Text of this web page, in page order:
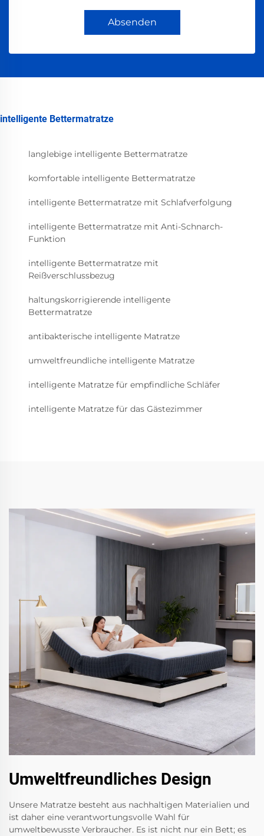
Absenden
intelligente Bettermatratze
langlebige intelligente Bettermatratze
komfortable intelligente Bettermatratze
intelligente Bettermatratze mit Schlafverfolgung
intelligente Bettermatratze mit Anti-Schnarch-
Funktion
intelligente Bettermatratze mit
Reißverschlussbezug
haltungskorrigierende intelligente
Bettermatratze
antibakterische intelligente Matratze
umweltfreundliche intelligente Matratze
intelligente Matratze für empfindliche Schläfer
intelligente Matratze für das Gästezimmer
Umweltfreundliches Design
Unsere Matratze besteht aus nachhaltigen Materialien und
ist daher eine verantwortungsvolle Wahl für
umweltbewusste Verbraucher. Es ist nicht nur ein Bett; es